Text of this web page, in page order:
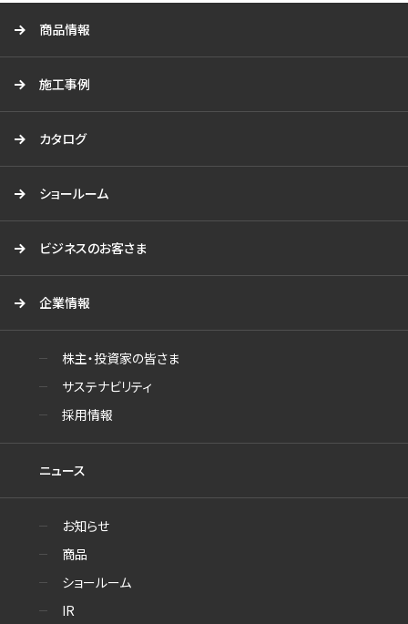
商品情報
施工事例
カタログ
ショールーム
ビジネスのお客さま
企業情報
株主・投資家の皆さま
サステナビリティ
採用情報
ニュース
お知らせ
商品
ショールーム
IR